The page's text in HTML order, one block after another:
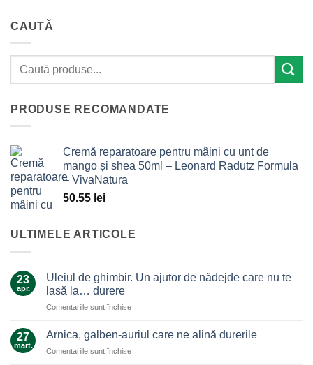
CAUTĂ
PRODUSE RECOMANDATE
Cremă reparatoare pentru mâini cu unt de
mango și shea 50ml – Leonard Radutz Formula
– VivaNatura
50.55 lei
ULTIMELE ARTICOLE
23
apr.
Uleiul de ghimbir. Un ajutor de nădejde care nu te
lasă la… durere
Comentariile sunt închisepentru
de
Un
27
mart.
Arnica, galben-auriul care ne alină durerile
Comentariile sunt închisepentru